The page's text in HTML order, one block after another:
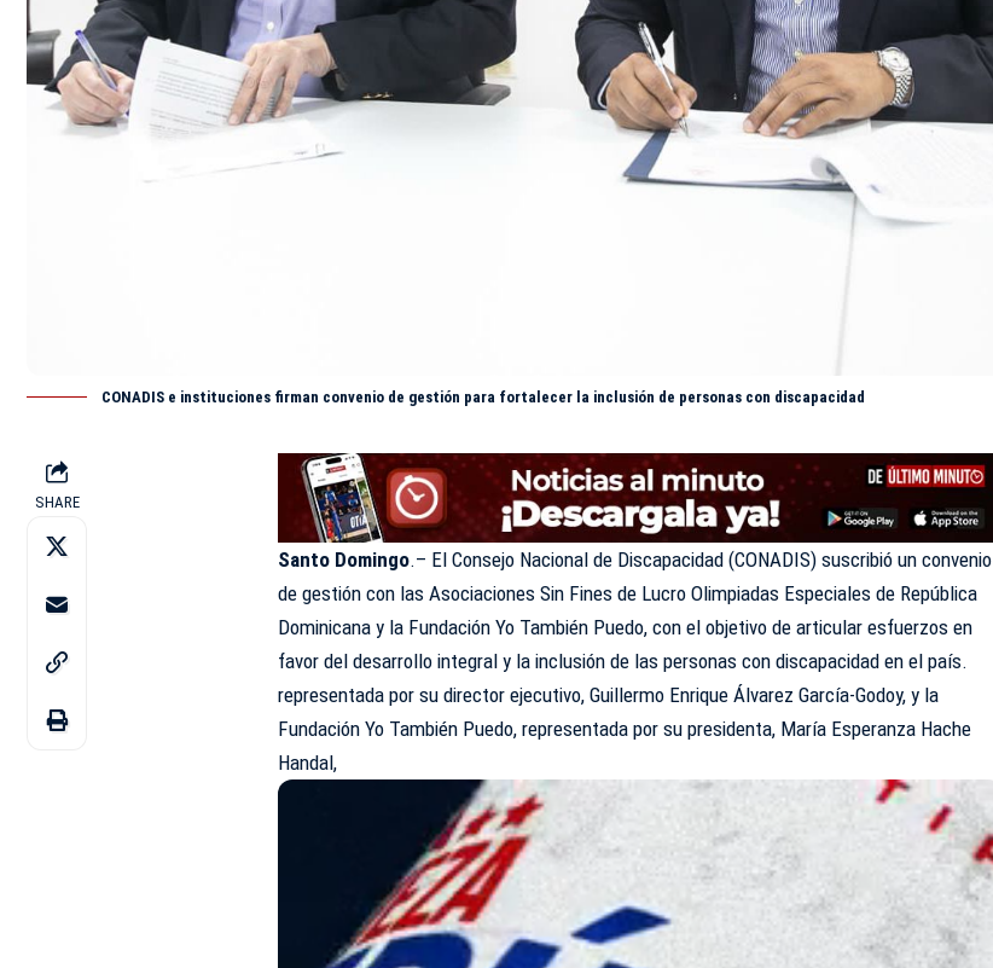
CONADIS e instituciones firman convenio de gestión para fortalecer la inclusión de personas con discapacidad
SHARE
Santo Domingo.– El Consejo Nacional de Discapacidad (CONADIS) suscribió un convenio
de gestión con las Asociaciones Sin Fines de Lucro Olimpiadas Especiales de República
Dominicana y la Fundación Yo También Puedo, con el objetivo de articular esfuerzos en
favor del desarrollo integral y la inclusión de las personas con discapacidad en el país.
representada por su director ejecutivo, Guillermo Enrique Álvarez García-Godoy, y la
Fundación Yo También Puedo, representada por su presidenta, María Esperanza Hache
Handal,